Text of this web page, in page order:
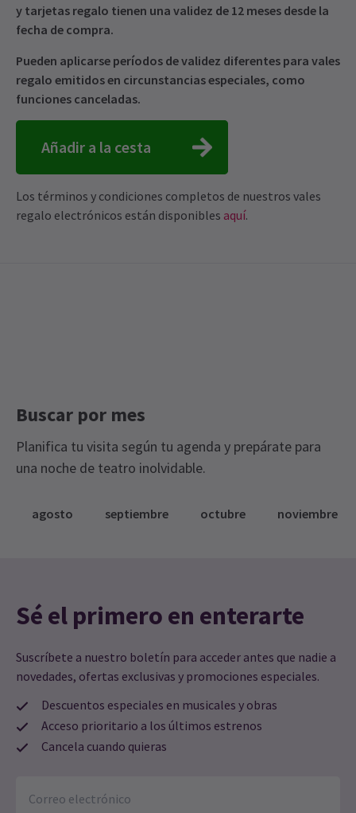
y tarjetas regalo tienen una validez de 12 meses desde la
fecha de compra.
Pueden aplicarse períodos de validez diferentes para vales
regalo emitidos en circunstancias especiales, como
funciones canceladas.
Añadir a la cesta
Los términos y condiciones completos de nuestros vales
regalo electrónicos están disponibles aquí.
Buscar por mes
Planifica tu visita según tu agenda y prepárate para
una noche de teatro inolvidable.
agosto septiembre octubre noviembre
Sé el primero en enterarte
Suscríbete a nuestro boletín para acceder antes que nadie a
novedades, ofertas exclusivas y promociones especiales.
Descuentos especiales en musicales y obras
Acceso prioritario a los últimos estrenos
Cancela cuando quieras